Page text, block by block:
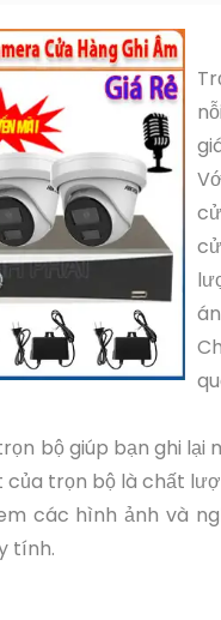
bộ giúp bạn ghi
của trọn bộ là chất
các hình ảnh và
tính.